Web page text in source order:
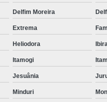
Social Masculina a
Manga Longa Social
Social Branca
Camisa Social Jeans
Delfim Moreira
Extrema
Heliodora
Itamogi
Jesuânia
Minduri